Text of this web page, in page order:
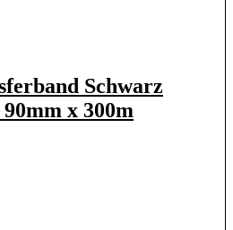
Schwarz
x 300m